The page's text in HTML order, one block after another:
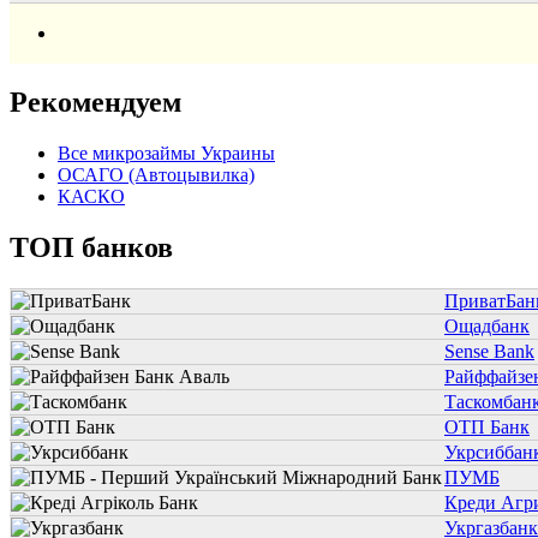
Рекомендуем
Все микрозаймы Украины
ОСАГО (Автоцывилка)
КАСКО
ТОП банков
Ощадбанк
Sense Bank
ОТП Банк
ПУМБ
Креди
Укргазбанк